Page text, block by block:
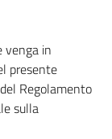
venga in
presente
Regolamento
sulla